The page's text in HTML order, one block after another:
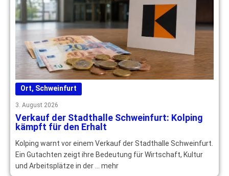
Ort, Schweinfurt
3. August 2026
Verkauf der Stadthalle Schweinfurt: Kolping
kämpft für den Erhalt
Kolping warnt vor einem Verkauf der Stadthalle Schweinfurt.
Ein Gutachten zeigt ihre Bedeutung für Wirtschaft, Kultur
und Arbeitsplätze in der … mehr